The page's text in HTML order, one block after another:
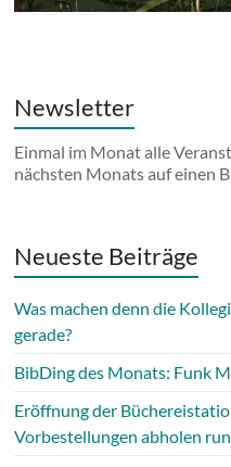
Newsletter
Einmal im Monat alle
nächsten Monats auf einen
Neueste Beiträge
Was machen denn die
gerade?
BibDing des Monats: Funk
Eröffnung der
Vorbestellungen abholen